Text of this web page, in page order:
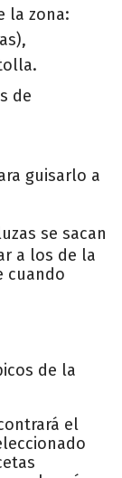
la zona:
de
guisarlo a
se sacan
a los de la
cuando
de la
el